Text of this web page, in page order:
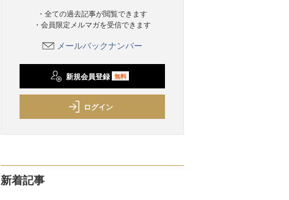
・全ての過去記事が閲覧できます
・会員限定メルマガを受信できます
メールバックナンバー
新規会員登録 無料
ログイン
新着記事